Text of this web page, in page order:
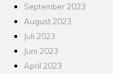
September 2023
August 2023
Juli 2023
Juni 2023
April 2023